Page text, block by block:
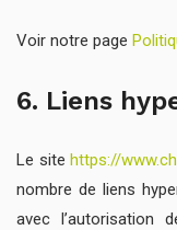
Voir notre page
6. Liens
Le sitehttps://
nombre de liens
avec l’autorisation